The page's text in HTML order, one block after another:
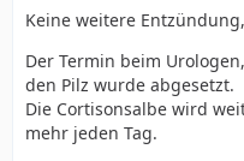
Keine weitere
Der Termin beim
den Pilz wurde abgesetzt.
Die Cortisonsalbe wird
mehr jeden Tag.